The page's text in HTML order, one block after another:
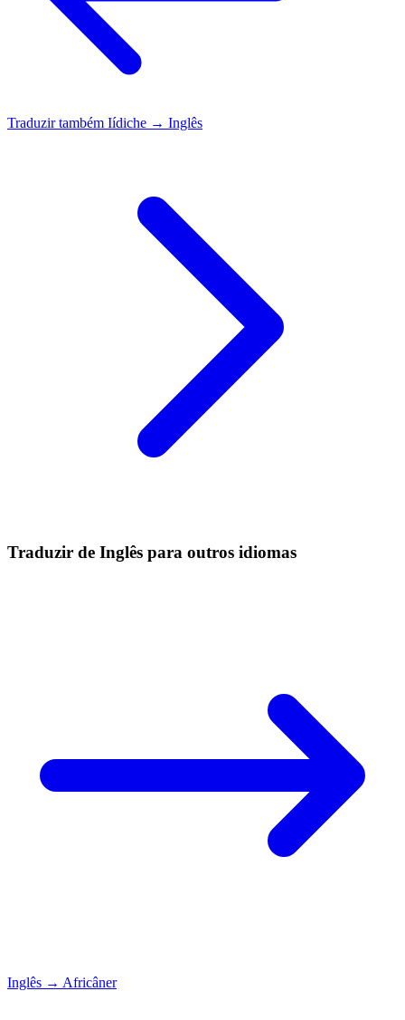
Traduzir também Iídiche → Inglês
Traduzir de Inglês para outros idiomas
Inglês → Africâner